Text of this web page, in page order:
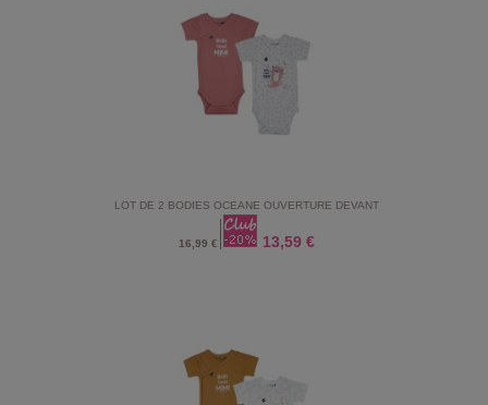
LOT DE 2 BODIES OCEANE OUVERTURE DEVANT
16,99 € 13,59 €